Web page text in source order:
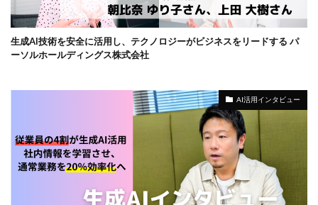
生成AI技術を安全に活用し、テクノロジーがビジネスをリードする パ
ーソルホールディングス株式会社
AI活用インタビュー